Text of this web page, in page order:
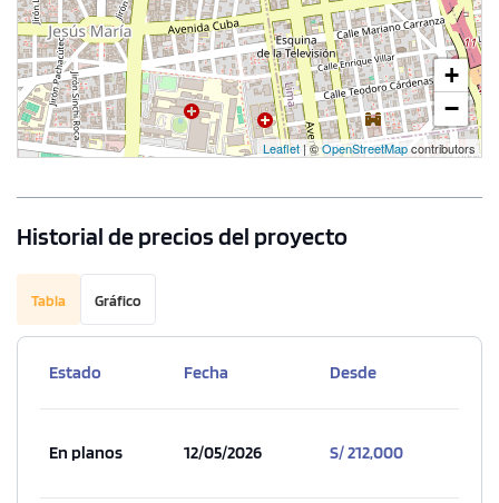
+
−
Leaflet| ©OpenStreetMapcontributors
Historial de precios del proyecto
Tabla Gráfico
Estado Fecha Desde
En planos 12/05/2026 S/ 212,000